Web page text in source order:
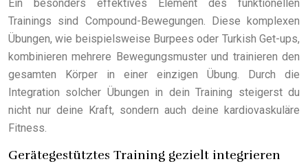
Ein besonders effektives Element des funktionellen
Trainings sind Compound-Bewegungen. Diese komplexen
Übungen, wie beispielsweise Burpees oder Turkish Get-ups,
kombinieren mehrere Bewegungsmuster und trainieren den
gesamten Körper in einer einzigen Übung. Durch die
Integration solcher Übungen in dein Training steigerst du
nicht nur deine Kraft, sondern auch deine kardiovaskuläre
Fitness.
Gerätegestütztes Training gezielt integrieren